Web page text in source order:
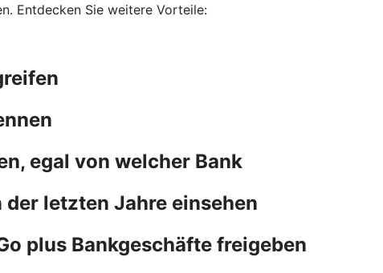
Entdecken Sie weitere Vorteile:
egal von welcher Bank
letzten Jahre einsehen
plus Bankgeschäfte freigeben